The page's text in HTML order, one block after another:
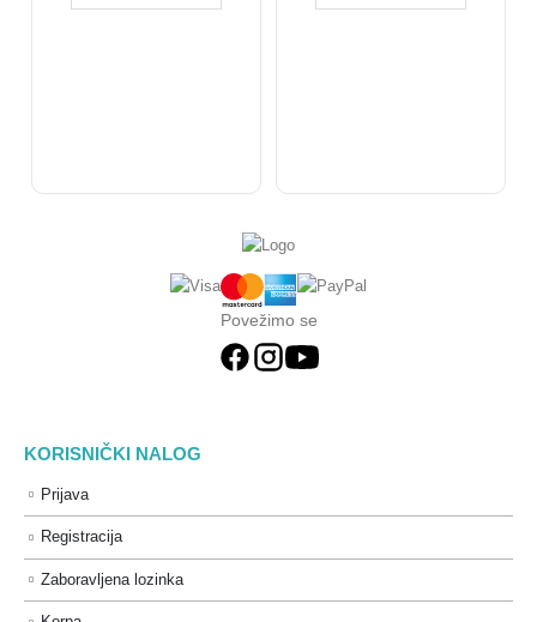
Povežimo se
KORISNIČKI NALOG
Prijava
Registracija
Zaboravljena lozinka